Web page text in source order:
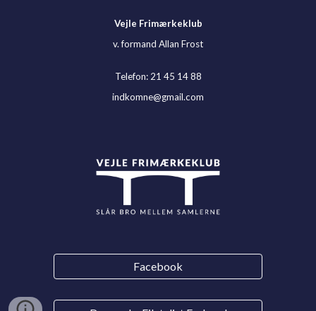
Vejle Frimærkeklub
v. formand Allan Frost
Telefon: 21 45 14 88
indkomne@gmail.com
Facebook